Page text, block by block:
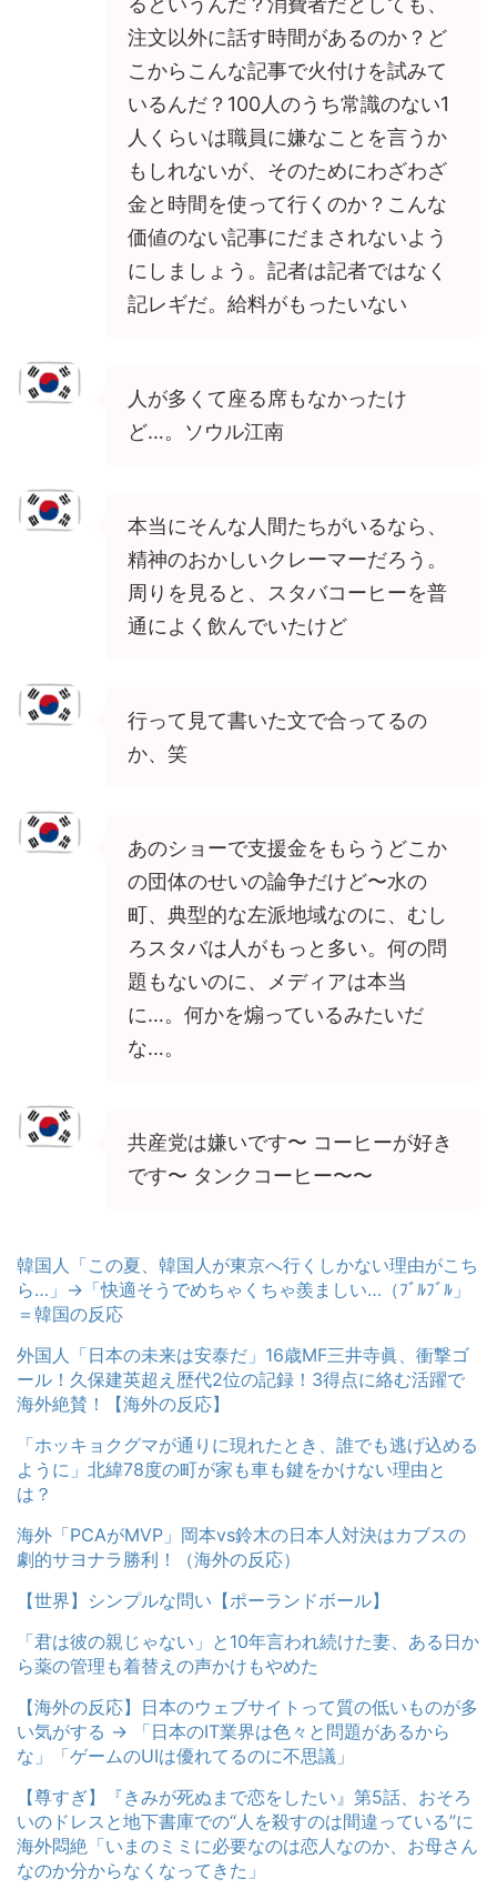
注文以外に話す時間があるのか？ど
こからこんな記事で火付けを試みて
いるんだ？100人のうち常識のない1
人くらいは職員に嫌なことを言うか
もしれないが、そのためにわざわざ
金と時間を使って行くのか？こんな
価値のない記事にだまされないよう
にしましょう。記者は記者ではなく
記レギだ。給料がもったいない
人が多くて座る席もなかったけ
ど…。ソウル江南
本当にそんな人間たちがいるなら、
精神のおかしいクレーマーだろう。
周りを見ると、スタバコーヒーを普
通によく飲んでいたけど
行って見て書いた文で合ってるの
か、笑
あのショーで支援金をもらうどこか
の団体のせいの論争だけど〜水の
町、典型的な左派地域なのに、むし
ろスタバは人がもっと多い。何の問
題もないのに、メディアは本当
に…。何かを煽っているみたいだ
な…。
共産党は嫌いです〜 コーヒーが好き
です〜 タンクコーヒー〜〜
韓国人「この夏、韓国人が東京へ行くしかない理由がこち
ら…」→「快適そうでめちゃくちゃ羨ましい…（ﾌﾞﾙﾌﾞﾙ」
＝韓国の反応
外国人「日本の未来は安泰だ」16歳MF三井寺眞、衝撃ゴ
ール！久保建英超え歴代2位の記録！3得点に絡む活躍で
海外絶賛！【海外の反応】
「ホッキョクグマが通りに現れたとき、誰でも逃げ込める
ように」北緯78度の町が家も車も鍵をかけない理由と
は？
海外「PCAがMVP」岡本vs鈴木の日本人対決はカブスの
劇的サヨナラ勝利！（海外の反応）
【世界】シンプルな問い【ポーランドボール】
「君は彼の親じゃない」と10年言われ続けた妻、ある日か
ら薬の管理も着替えの声かけもやめた
【海外の反応】日本のウェブサイトって質の低いものが多
い気がする → 「日本のIT業界は色々と問題があるから
な」「ゲームのUIは優れてるのに不思議」
【尊すぎ】『きみが死ぬまで恋をしたい』第5話、おそろ
いのドレスと地下書庫での“人を殺すのは間違っている”に
海外悶絶「いまのミミに必要なのは恋人なのか、お母さん
なのか分からなくなってきた」